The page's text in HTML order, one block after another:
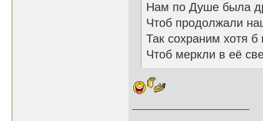
Нам по Душе была
Чтоб продолжали
Так сохраним хотя
Чтоб меркли в её